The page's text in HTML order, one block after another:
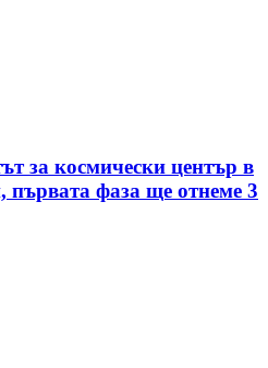
за космически център в
първата фаза ще отнеме 3